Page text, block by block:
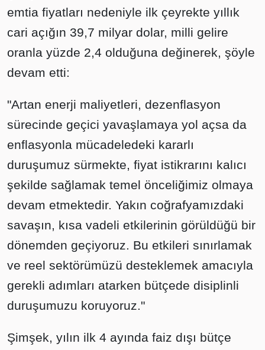
emtia fiyatları nedeniyle ilk çeyrekte yıllık
cari açığın 39,7 milyar dolar, milli gelire
oranla yüzde 2,4 olduğuna değinerek, şöyle
devam etti:
"Artan enerji maliyetleri, dezenflasyon
sürecinde geçici yavaşlamaya yol açsa da
enflasyonla mücadeledeki kararlı
duruşumuz sürmekte, fiyat istikrarını kalıcı
şekilde sağlamak temel önceliğimiz olmaya
devam etmektedir. Yakın coğrafyamızdaki
savaşın, kısa vadeli etkilerinin görüldüğü bir
dönemden geçiyoruz. Bu etkileri sınırlamak
ve reel sektörümüzü desteklemek amacıyla
gerekli adımları atarken bütçede disiplinli
duruşumuzu koruyoruz."
Şimşek, yılın ilk 4 ayında faiz dışı bütçe